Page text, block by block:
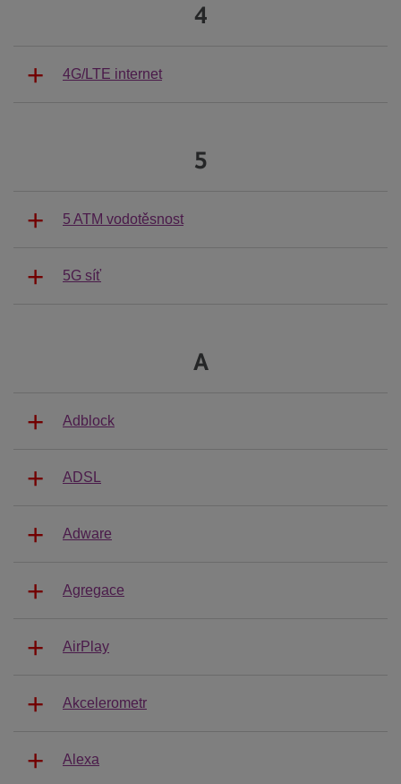
4
4G/LTE internet
5
5 ATM vodotěsnost
5G síť
A
Adblock
ADSL
Adware
Agregace
AirPlay
Akcelerometr
Alexa